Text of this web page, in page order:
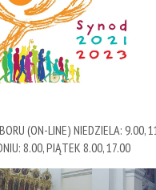
(ON-LINE) NIEDZIELA: 9.00,
8.00, PIĄTEK 8.00, 17.00